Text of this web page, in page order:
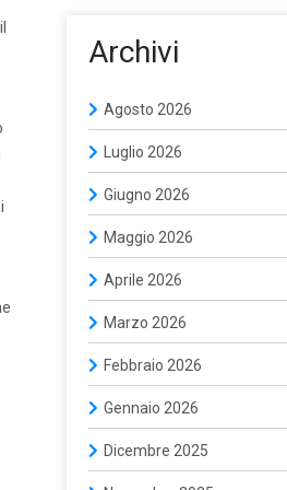
Archivi
Agosto 2026
Luglio 2026
Giugno 2026
Maggio 2026
Aprile 2026
Marzo 2026
Febbraio 2026
Gennaio 2026
Dicembre 2025